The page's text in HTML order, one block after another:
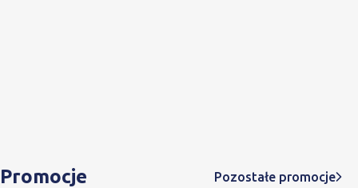
Promocje Pozostałe promocje